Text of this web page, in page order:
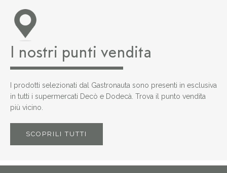
I nostri punti vendita
I prodotti selezionati dal Gastronauta sono presenti in esclusiva
in tutti i supermercati Decò e Dodecà. Trova il punto vendita
più vicino.
SCOPRILI TUTTI